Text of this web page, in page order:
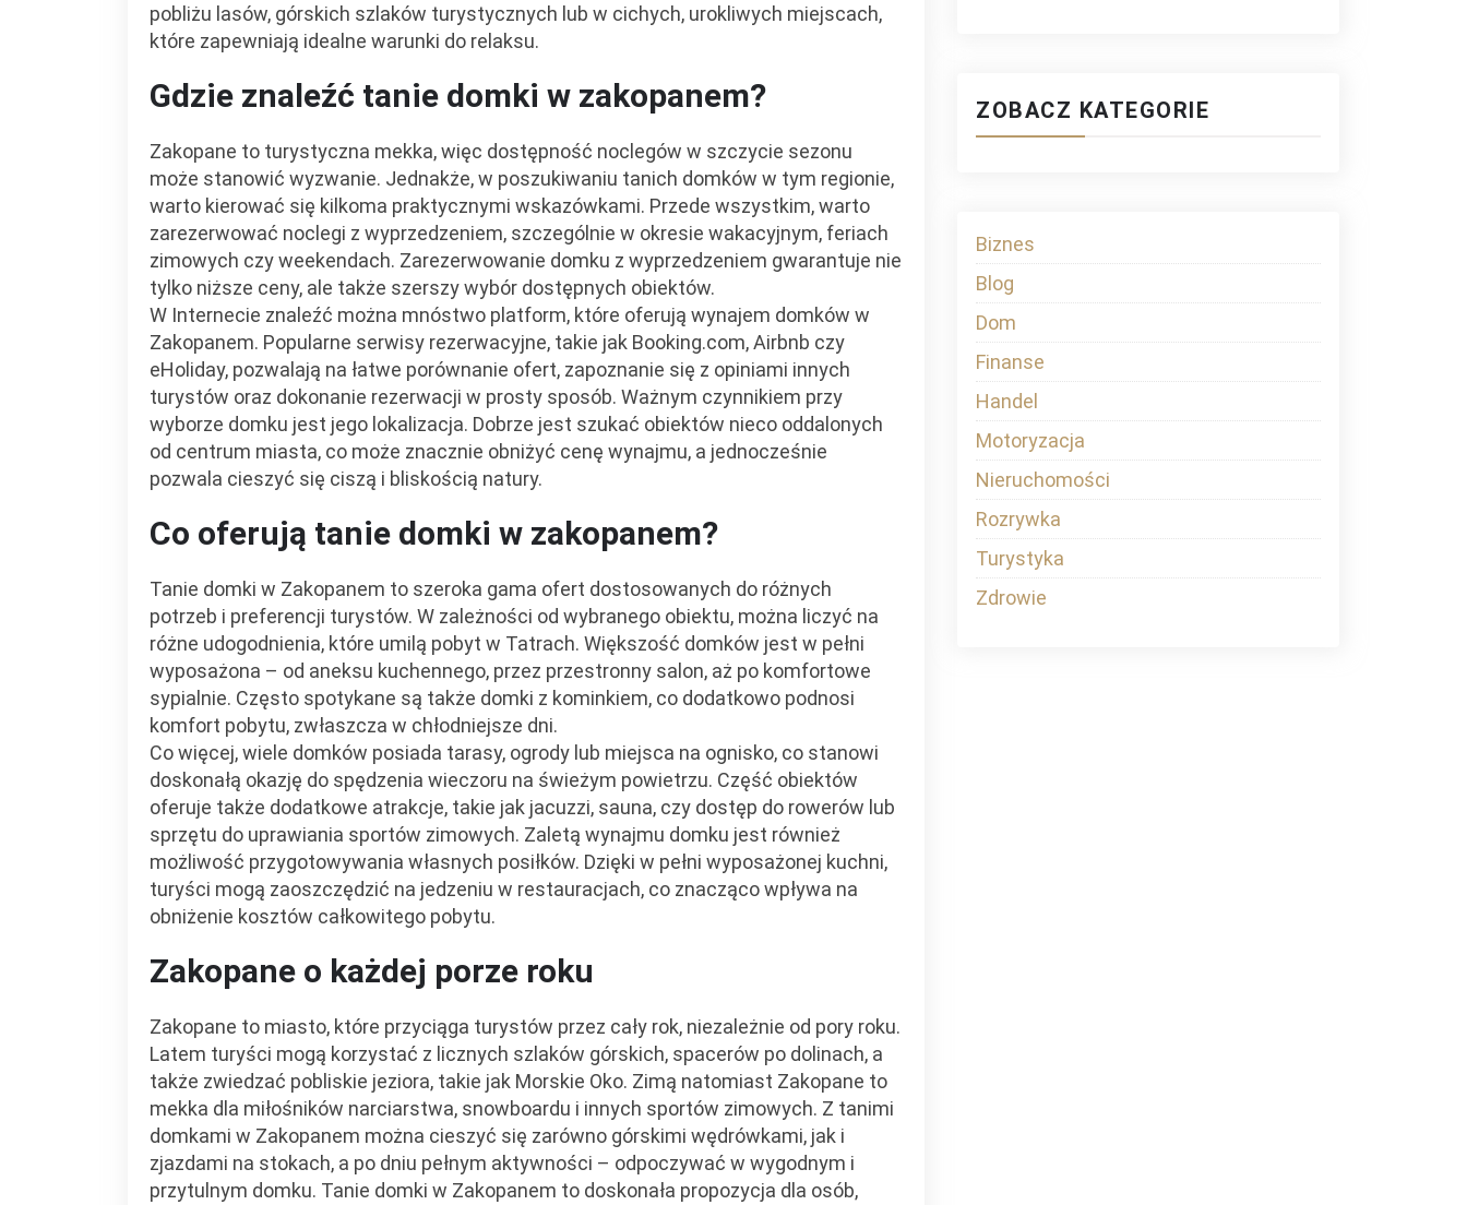
pobliżu lasów, górskich szlaków turystycznych lub w cichych, urokliwych miejscach,
które zapewniają idealne warunki do relaksu.
Gdzie znaleźć tanie domki w zakopanem?
Zakopane to turystyczna mekka, więc dostępność noclegów w szczycie sezonu
może stanowić wyzwanie. Jednakże, w poszukiwaniu tanich domków w tym regionie,
warto kierować się kilkoma praktycznymi wskazówkami. Przede wszystkim, warto
zarezerwować noclegi z wyprzedzeniem, szczególnie w okresie wakacyjnym, feriach
zimowych czy weekendach. Zarezerwowanie domku z wyprzedzeniem gwarantuje nie
tylko niższe ceny, ale także szerszy wybór dostępnych obiektów.
W Internecie znaleźć można mnóstwo platform, które oferują wynajem domków w
Zakopanem. Popularne serwisy rezerwacyjne, takie jak Booking.com, Airbnb czy
eHoliday, pozwalają na łatwe porównanie ofert, zapoznanie się z opiniami innych
turystów oraz dokonanie rezerwacji w prosty sposób. Ważnym czynnikiem przy
wyborze domku jest jego lokalizacja. Dobrze jest szukać obiektów nieco oddalonych
od centrum miasta, co może znacznie obniżyć cenę wynajmu, a jednocześnie
pozwala cieszyć się ciszą i bliskością natury.
Co oferują tanie domki w zakopanem?
Tanie domki w Zakopanem to szeroka gama ofert dostosowanych do różnych
potrzeb i preferencji turystów. W zależności od wybranego obiektu, można liczyć na
różne udogodnienia, które umilą pobyt w Tatrach. Większość domków jest w pełni
wyposażona – od aneksu kuchennego, przez przestronny salon, aż po komfortowe
sypialnie. Często spotykane są także domki z kominkiem, co dodatkowo podnosi
komfort pobytu, zwłaszcza w chłodniejsze dni.
Co więcej, wiele domków posiada tarasy, ogrody lub miejsca na ognisko, co stanowi
doskonałą okazję do spędzenia wieczoru na świeżym powietrzu. Część obiektów
oferuje także dodatkowe atrakcje, takie jak jacuzzi, sauna, czy dostęp do rowerów lub
sprzętu do uprawiania sportów zimowych. Zaletą wynajmu domku jest również
możliwość przygotowywania własnych posiłków. Dzięki w pełni wyposażonej kuchni,
turyści mogą zaoszczędzić na jedzeniu w restauracjach, co znacząco wpływa na
obniżenie kosztów całkowitego pobytu.
Zakopane o każdej porze roku
Zakopane to miasto, które przyciąga turystów przez cały rok, niezależnie od pory roku.
Latem turyści mogą korzystać z licznych szlaków górskich, spacerów po dolinach, a
także zwiedzać pobliskie jeziora, takie jak Morskie Oko. Zimą natomiast Zakopane to
mekka dla miłośników narciarstwa, snowboardu i innych sportów zimowych. Z tanimi
domkami w Zakopanem można cieszyć się zarówno górskimi wędrówkami, jak i
zjazdami na stokach, a po dniu pełnym aktywności – odpoczywać w wygodnym i
przytulnym domku. Tanie domki w Zakopanem to doskonała propozycja dla osób,
ZOBACZ KATEGORIE
Biznes
Blog
Dom
Finanse
Handel
Motoryzacja
Nieruchomości
Rozrywka
Turystyka
Zdrowie